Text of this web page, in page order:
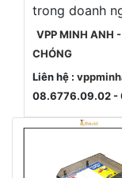
trong doanh
VPP MINH ANH
CHÓNG
Liên hệ :
08.6776.09.02 -